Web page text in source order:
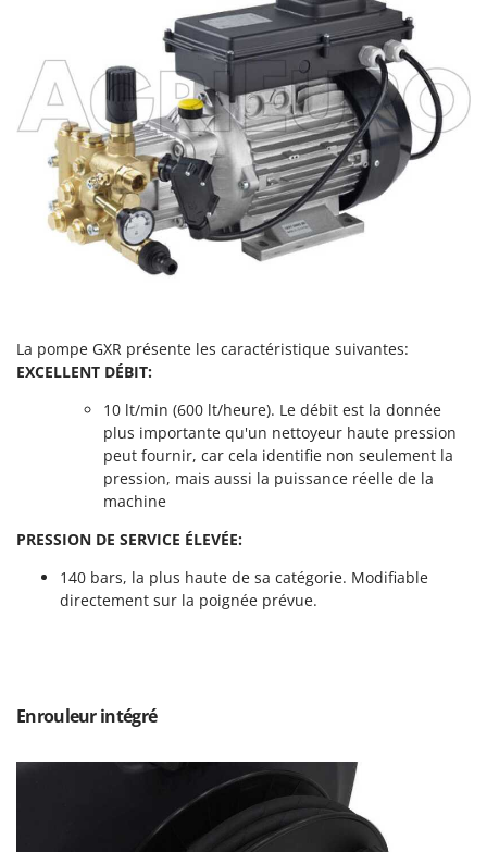
Taille-haies à bras pour tracteur
Tarières
Tondeuses à Gazon
Tondeuses autoportées
Tondeuses débroussailleuses thermiques
Trancheuses
Trancheuses de sol
Transpalettes
V
Vibroculteurs à tracteur
L
Laica
Lampacrescia - MGM
Landxcape
LAR Casalinghi
Lavor
Lotusgrill
M.A.I.BO.
Macom
Macte Ovens
Makita
MAMMAMIA
Marina Systems
McCulloch
MCH
La pompe GXR présente les caractéristique suivantes:
EXCELLENT DÉBIT:
10 lt/min (600 lt/heure). Le débit est la donnée
plus importante qu'un nettoyeur haute pression
peut fournir, car cela identifie non seulement la
pression, mais aussi la puissance réelle de la
machine
PRESSION DE SERVICE ÉLEVÉE:
140 bars, la plus haute de sa catégorie. Modifiable
directement sur la poignée prévue.
Enrouleur intégré